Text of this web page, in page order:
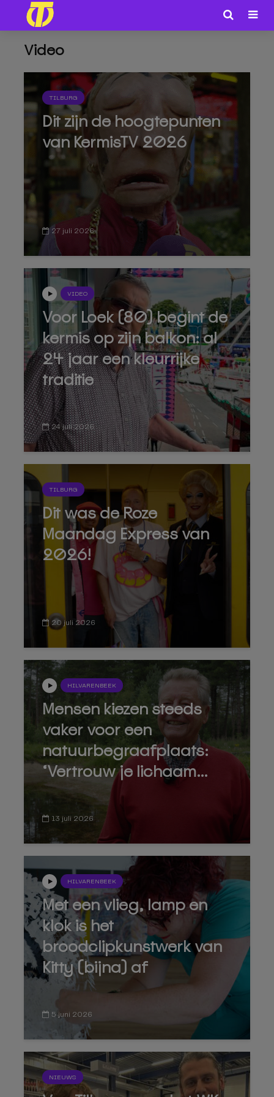
Video
TILBURG
Dit zijn de hoogtepunten
van KermisTV 2026
27 juli 2026
VIDEO
Voor Loek (80) begint de
kermis op zijn balkon: al
24 jaar een kleurrijke
traditie
24 juli 2026
TILBURG
Dit was de Roze
Maandag Express van
2026!
20 juli 2026
HILVARENBEEK
Mensen kiezen steeds
vaker voor een
natuurbegraafplaats:
‘Vertrouw je lichaam...
13 juli 2026
HILVARENBEEK
Met een vlieg, lamp en
klok is het
broodclipkunstwerk van
Kitty (bijna) af
5 juni 2026
NIEUWS